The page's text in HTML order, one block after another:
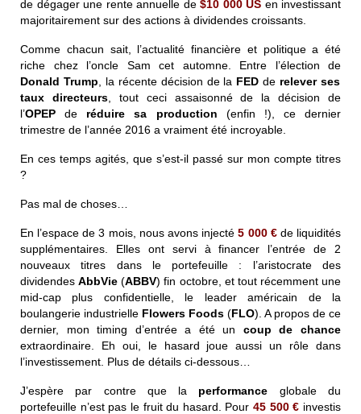
de dégager une rente annuelle de $10 000 US en investissant
majoritairement sur des actions à dividendes croissants.
Comme chacun sait, l’actualité financière et politique a été
riche chez l’oncle Sam cet automne. Entre l’élection de
Donald Trump , la récente décision de la FED de relever ses
taux directeurs, tout ceci assaisonné de la décision de
l’OPEP de réduire sa production (enfin !), ce dernier
trimestre de l’année 2016 a vraiment été incroyable.
En ces temps agités, que s’est-il passé sur mon compte titres
?
Pas mal de choses…
En l’espace de 3 mois, nous avons injecté5 000 €de liquidités
supplémentaires. Elles ont servi à financer l’entrée de 2
nouveaux titres dans le portefeuille : l’aristocrate des
dividendesAbbVie (ABBV) fin octobre, et tout récemment une
mid-cap plus confidentielle, le leader américain de la
boulangerie industrielle Flowers Foods (FLO). A propos de ce
dernier, mon timing d’entrée a été un coup de chance
extraordinaire. Eh oui, le hasard joue aussi un rôle dans
l’investissement. Plus de détails ci-dessous…
J’espère par contre que la performance globale du
portefeuille n’est pas le fruit du hasard. Pour45 500€ investis